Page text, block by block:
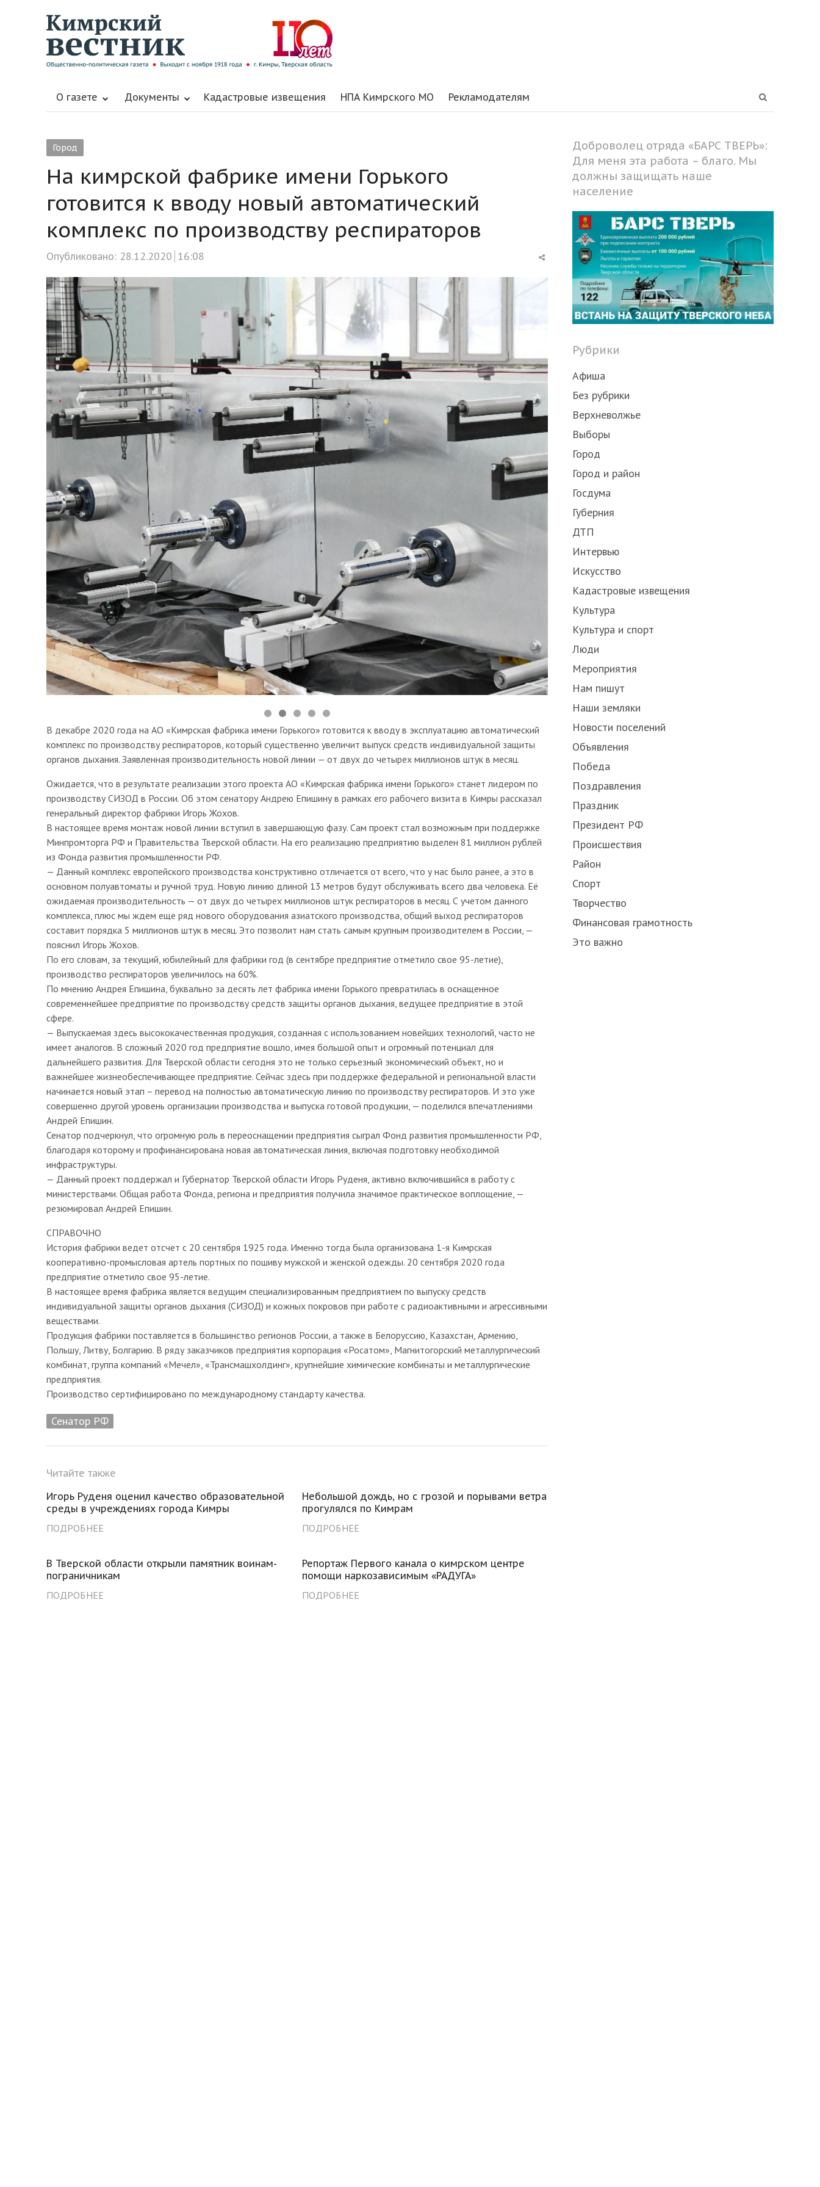
О газете Документы Кадастровые извещения НПА Кимрского МО Рекламодателям
Город
На кимрской фабрике имени Горького
готовится к вводу новый автоматический
комплекс по производству респираторов
Опубликовано: 28.12.2020 16:08
Share
post
В декабре 2020 года на АО «Кимрская фабрика имени Горького» готовится к вводу в эксплуатацию автоматический
комплекс по производству респираторов, который существенно увеличит выпуск средств индивидуальной защиты
органов дыхания. Заявленная производительность новой линии — от двух до четырех миллионов штук в месяц.
Ожидается, что в результате реализации этого проекта АО «Кимрская фабрика имени Горького» станет лидером по
производству СИЗОД в России. Об этом сенатору Андрею Епишину в рамках его рабочего визита в Кимры рассказал
генеральный директор фабрики Игорь Жохов.
В настоящее время монтаж новой линии вступил в завершающую фазу. Сам проект стал возможным при поддержке
Минпромторга РФ и Правительства Тверской области. На его реализацию предприятию выделен 81 миллион рублей
из Фонда развития промышленности РФ.
— Данный комплекс европейского производства конструктивно отличается от всего, что у нас было ранее, а это в
основном полуавтоматы и ручной труд. Новую линию длиной 13 метров будут обслуживать всего два человека. Её
ожидаемая производительность — от двух до четырех миллионов штук респираторов в месяц. С учетом данного
комплекса, плюс мы ждем еще ряд нового оборудования азиатского производства, общий выход респираторов
составит порядка 5 миллионов штук в месяц. Это позволит нам стать самым крупным производителем в России, —
пояснил Игорь Жохов.
По его словам, за текущий, юбилейный для фабрики год (в сентябре предприятие отметило свое 95-летие),
производство респираторов увеличилось на 60%.
По мнению Андрея Епишина, буквально за десять лет фабрика имени Горького превратилась в оснащенное
современнейшее предприятие по производству средств защиты органов дыхания, ведущее предприятие в этой
сфере.
— Выпускаемая здесь высококачественная продукция, созданная с использованием новейших технологий, часто не
имеет аналогов. В сложный 2020 год предприятие вошло, имея большой опыт и огромный потенциал для
дальнейшего развития. Для Тверской области сегодня это не только серьезный экономический объект, но и
важнейшее жизнеобеспечивающее предприятие. Сейчас здесь при поддержке федеральной и региональной власти
начинается новый этап – перевод на полностью автоматическую линию по производству респираторов. И это уже
совершенно другой уровень организации производства и выпуска готовой продукции, — поделился впечатлениями
Андрей Епишин.
Сенатор подчеркнул, что огромную роль в переоснащении предприятия сыграл Фонд развития промышленности РФ,
благодаря которому и профинансирована новая автоматическая линия, включая подготовку необходимой
инфраструктуры.
— Данный проект поддержал и Губернатор Тверской области Игорь Руденя, активно включившийся в работу с
министерствами. Общая работа Фонда, региона и предприятия получила значимое практическое воплощение, —
резюмировал Андрей Епишин.
СПРАВОЧНО
История фабрики ведет отсчет с 20 сентября 1925 года. Именно тогда была организована 1-я Кимрская
кооперативно-промысловая артель портных по пошиву мужской и женской одежды. 20 сентября 2020 года
предприятие отметило свое 95-летие.
В настоящее время фабрика является ведущим специализированным предприятием по выпуску средств
индивидуальной защиты органов дыхания (СИЗОД) и кожных покровов при работе с радиоактивными и агрессивными
веществами.
Продукция фабрики поставляется в большинство регионов России, а также в Белоруссию, Казахстан, Армению,
Польшу, Литву, Болгарию. В ряду заказчиков предприятия корпорация «Росатом», Магнитогорский металлургический
комбинат, группа компаний «Мечел», «Трансмашхолдинг», крупнейшие химические комбинаты и металлургические
предприятия.
Производство сертифицировано по международному стандарту качества.
Сенатор РФ
Читайте также
Игорь Руденя оценил качество образовательной
среды в учреждениях города Кимры
ПОДРОБНЕЕ
Небольшой дождь, но с грозой и порывами ветра
прогулялся по Кимрам
ПОДРОБНЕЕ
В Тверской области открыли памятник воинам-
пограничникам
ПОДРОБНЕЕ
Репортаж Первого канала о кимрском центре
помощи наркозависимым «РАДУГА»
ПОДРОБНЕЕ
Доброволец отряда «БАРС ТВЕРЬ»:
Для меня эта работа – благо. Мы
должны защищать наше
население
Рубрики
Афиша
Без рубрики
Верхневолжье
Выборы
Город
Город и район
Госдума
Губерния
ДТП
Интервью
Искусство
Кадастровые извещения
Культура
Культура и спорт
Люди
Мероприятия
Нам пишут
Наши земляки
Новости поселений
Объявления
Победа
Поздравления
Праздник
Президент РФ
Происшествия
Район
Спорт
Творчество
Финансовая грамотность
Это важно